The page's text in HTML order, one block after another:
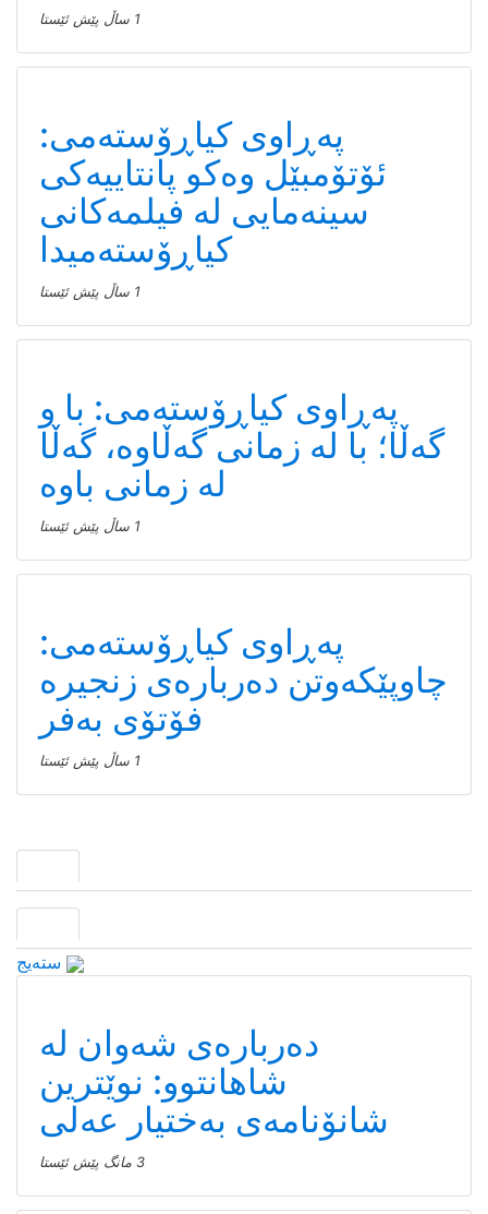
1 ساڵ پێش ئێستا
پەڕاوی کیاڕۆستەمی:
ئۆتۆمبێل وەکو پانتاییەکی
سینەمایی لە فیلمەکانی
کیاڕۆستەمیدا
1 ساڵ پێش ئێستا
پەڕاوی کیاڕۆستەمی: با و
گەڵا؛ با لە زمانی گەڵاوە، گەڵا
لە زمانی باوە
1 ساڵ پێش ئێستا
پەڕاوی کیاڕۆستەمی:
چاوپێکەوتن دەربارەی زنجیرە
فۆتۆی بەفر
1 ساڵ پێش ئێستا
دەربارەی شەوان لە
شاهانتوو: نوێترین
شانۆنامەی بەختیار عەلی
3 مانگ پێش ئێستا